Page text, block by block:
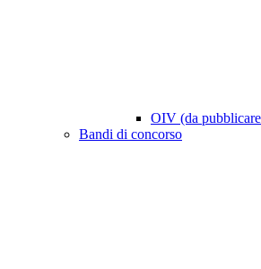
OIV (da
Bandi di concorso